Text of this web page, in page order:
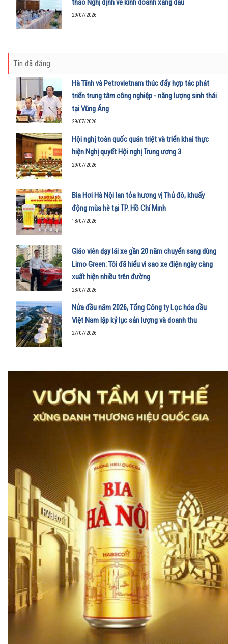
thảo Nghị định về kinh doanh xăng dầu
29/07/2026
Tin đã đăng
Hà Tĩnh và Petrovietnam thúc đẩy hợp tác phát
triển trung tâm công nghiệp - năng lượng sinh thái
tại Vũng Áng
29/07/2026
Hội nghị toàn quốc quán triệt và triển khai thực
hiện Nghị quyết Hội nghị Trung ương 3
29/07/2026
Bia Hơi Hà Nội lan tỏa hương vị Thủ đô, khuấy
động mùa hè tại TP. Hồ Chí Minh
18/07/2026
Giáo viên dạy lái xe gần 20 năm chuyển sang dùng
Limo Green: Tôi đã hiểu vì sao xe điện ngày càng
xuất hiện nhiều trên đường
28/07/2026
Nửa đầu năm 2026, Tổng Công ty Lọc hóa dầu
Việt Nam lập kỷ lục sản lượng và doanh thu
27/07/2026